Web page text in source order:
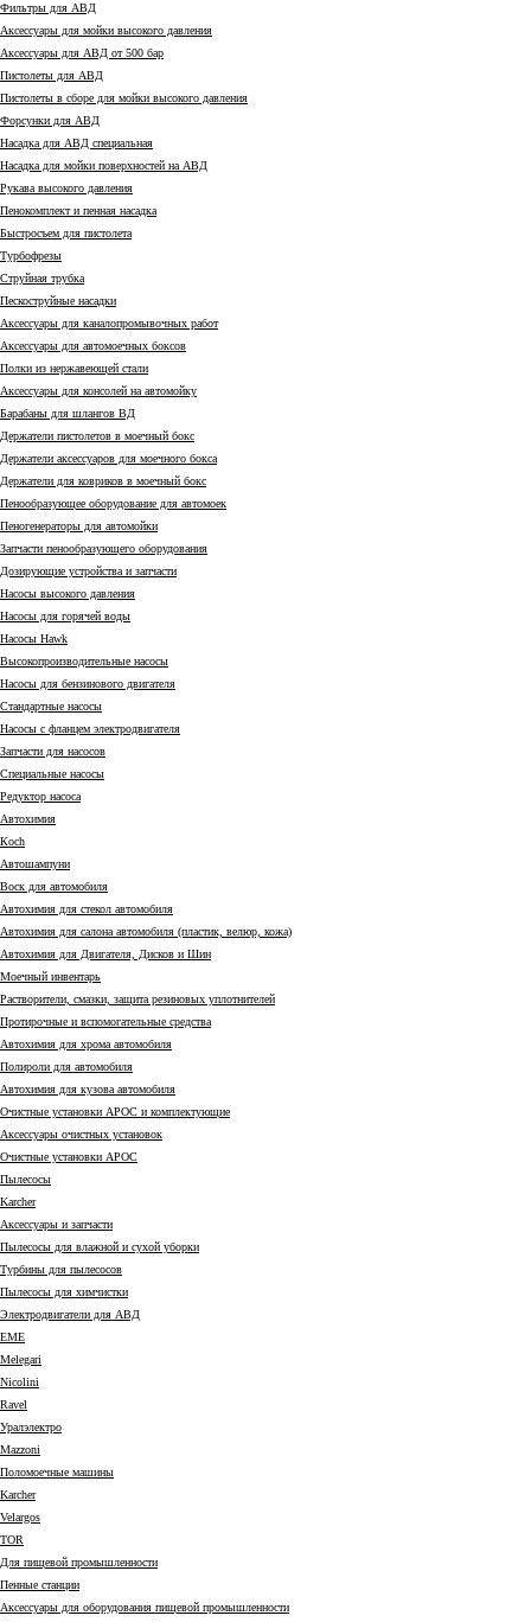
Фильтры для АВД
Аксессуары для мойки высокого давления
Аксессуары для АВД от 500 бар
Пистолеты для АВД
Пистолеты в сборе для мойки высокого давления
Форсунки для АВД
Насадка для АВД специальная
Насадка для мойки поверхностей на АВД
Рукава высокого давления
Пенокомплект и пенная насадка
Быстросъем для пистолета
Турбофрезы
Струйная трубка
Пескоструйные насадки
Аксессуары для каналопромывочных работ
Аксессуары для автомоечных боксов
Полки из нержавеющей стали
Аксессуары для консолей на автомойку
Барабаны для шлангов ВД
Держатели пистолетов в моечный бокс
Держатели аксессуаров для моечного бокса
Держатели для ковриков в моечный бокс
Пенообразующее оборудование для автомоек
Пеногенераторы для автомойки
Запчасти пенообразующего оборудования
Дозирующие устройства и запчасти
Насосы высокого давления
Насосы для горячей воды
Насосы Hawk
Высокопроизводительные насосы
Насосы для бензинового двигателя
Стандартные насосы
Насосы с фланцем электродвигателя
Запчасти для насосов
Специальные насосы
Редуктор насоса
Автохимия
Коch
Автошампуни
Воск для автомобиля
Автохимия для стекол автомобиля
Автохимия для салона автомобиля (пластик, велюр, кожа)
Автохимия для Двигателя, Дисков и Шин
Моечный инвентарь
Растворители, смазки, защита резиновых уплотнителей
Протирочные и вспомогательные средства
Автохимия для хрома автомобиля
Полироли для автомобиля
Автохимия для кузова автомобиля
Очистные установки АРОС и комплектующие
Аксессуары очистных установок
Очистные установки АРОС
Пылесосы
Karcher
Аксессуары и запчасти
Пылесосы для влажной и сухой уборки
Турбины для пылесосов
Пылесосы для химчистки
Электродвигатели для АВД
EME
Melegari
Nicolini
Ravel
Уралэлектро
Mazzoni
Поломоечные машины
Karcher
Velargos
TOR
Для пищевой промышленности
Пенные станции
Аксессуары для оборудования пищевой промышленности